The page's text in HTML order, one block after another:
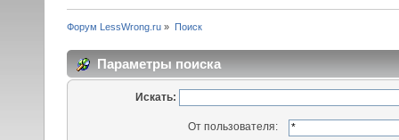
Форум LessWrong.ru » Поиск
Параметры поиска
Искать:
От пользователя: